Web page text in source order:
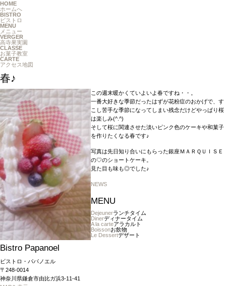
HOME
ホームへ
BISTRO
ビストロ
MENU
メニュー
VERGER
高寺果実園
CLASSE
お菓子教室
CARTE
アクセス地図
春♪
この週末暖かくていよいよ春ですね・・。
一番大好きな季節だったはずが花粉症のおかげで、す
こし苦手な季節になってしまい残念だけどやっぱり桜
は楽しみ(^.^)
そして桜に関連させた淡いピンク色のケーキや和菓子
を作りたくなる春です♪
写真は先日知り合いにもらった銀座ＭＡＲＱＵＩＳＥ
の♡のショートケーキ。
見た目も味も◎でした♪
NEWS
MENU
Dejeunerランチタイム
Dinerディナータイム
A la carteアラカルト
Boissonお飲物
Le Dessertデザート
Bistro Papanoel
ビストロ・パパノエル
〒248-0014
神奈川県鎌倉市由比ガ浜3-11-41